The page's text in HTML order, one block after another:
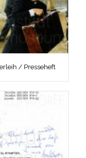
/ Presseheft